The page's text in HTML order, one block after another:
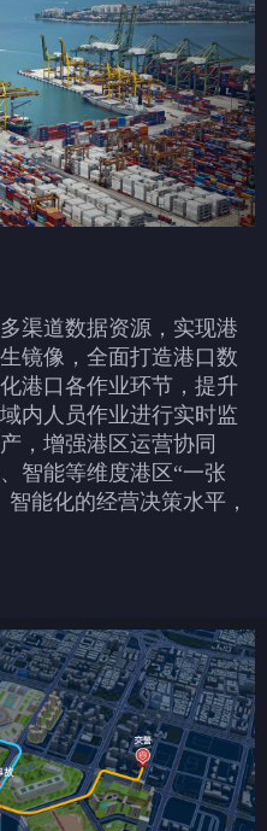
渠道数据资源，实现港
镜像，全面打造港口数
港口各作业环节，提升
内人员作业进行实时监
，增强港区运营协同
智能等维度港区“一张
能化的经营决策水平，